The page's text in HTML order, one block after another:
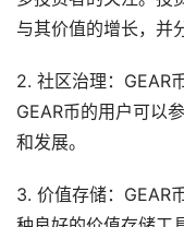
与其价值的增长，并
2. 社区治理：GEAR
GEAR币的用户可以
和发展。
3. 价值存储：GEAR